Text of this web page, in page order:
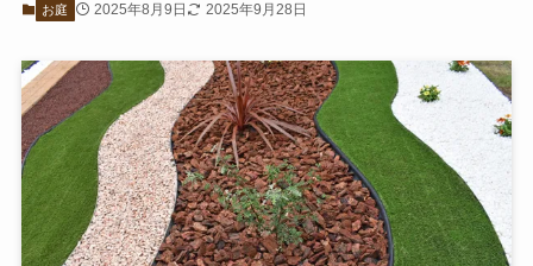
お庭 2025年8月9日 2025年9月28日